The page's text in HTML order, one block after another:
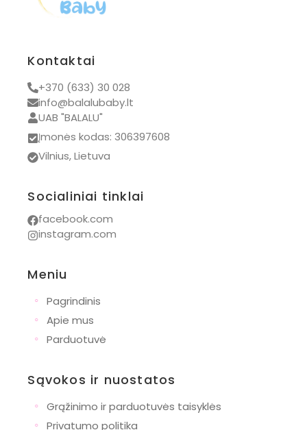
Kontaktai
+370 (633) 30 028
info@balalubaby.lt
UAB "BALALU"
Įmonės kodas: 306397608
Vilnius, Lietuva
Socialiniai tinklai
facebook.com
instagram.com
Meniu
◦
Pagrindinis
◦ Apie mus
◦ Parduotuvė
Sąvokos ir nuostatos
◦
Grąžinimo ir parduotuvės taisyklės
◦ Privatumo politika